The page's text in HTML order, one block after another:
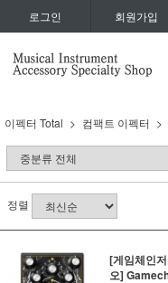
로그인 회원가입
이펙터 Total 컴팩트 이펙터
정렬
[게임체인
오]